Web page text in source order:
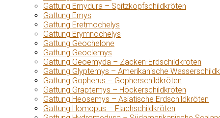
Gattung Emydura – Spitzkopfschildkröten
Gattung Emys
Gattung Eretmochelys
Gattung Erymnochelys
Gattung Geochelone
Gattung Geoclemys
Gattung Geoemyda – Zacken-Erdschildkröten
Gattung Glyptemys – Amerikanische
Gattung Gopherus – Gopherschildkröten
Gattung Graptemys – Höckerschildkröten
Gattung Heosemys – Asiatische Erdschildkröten
Gattung Homopus – Flachschildkröten